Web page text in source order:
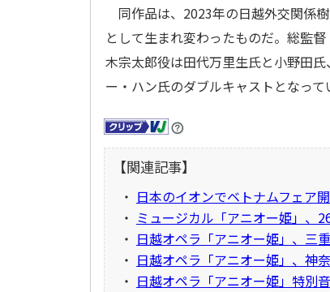
同作品は、2023年の日越外交関係
として生まれ変わったものだ。総監
木宗太郎役は田代万里生氏と小野田
ー・ハン氏のダブルキャストとなって
【関連記事】
・ 日本のイオンでベトナムフェア
・ ミュージカル「アニオー姫」、
・ 日越オペラ「アニオー姫」、三
・ 日越オペラ「アニオー姫」、神
・ 日越オペラ「アニオー姫」特別